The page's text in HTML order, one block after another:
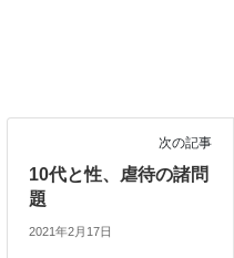
次の記事
10代と性、虐待の諸問
題
2021年2月17日